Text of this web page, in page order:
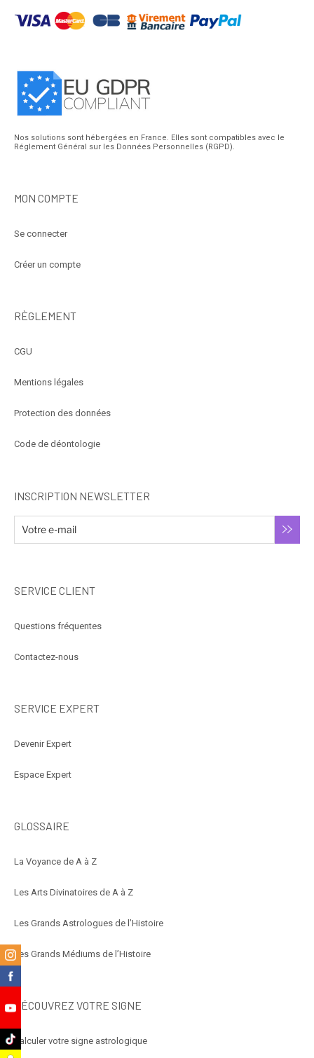
Nos solutions sont hébergées en France. Elles sont compatibles avec le
Réglement Général sur les Données Personnelles (RGPD).
MON COMPTE
Se connecter
Créer un compte
RÈGLEMENT
CGU
Mentions légales
Protection des données
Code de déontologie
INSCRIPTION NEWSLETTER
SERVICE CLIENT
Questions fréquentes
Contactez-nous
SERVICE EXPERT
Devenir Expert
Espace Expert
GLOSSAIRE
La Voyance de A à Z
Les Arts Divinatoires de A à Z
Les Grands Astrologues de l’Histoire
Les Grands Médiums de l’Histoire
DÉCOUVREZ VOTRE SIGNE
Calculer votre signe astrologique